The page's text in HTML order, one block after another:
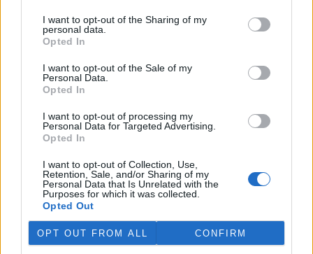
I want to opt-out of the Sharing of my
personal data.
Opted In
I want to opt-out of the Sale of my
Personal Data.
Opted In
I want to opt-out of processing my
Personal Data for Targeted Advertising.
Opted In
I want to opt-out of Collection, Use,
Retention, Sale, and/or Sharing of my
Personal Data that Is Unrelated with the
Purposes for which it was collected.
Opted Out
OPT OUT FROM ALL CONFIRM
reklama
Redakce Ekolistu vítá čtenářské názory, komentáře a postřehy. Tím,
že zde publikujete svůj příspěvek, se ale zároveň zavazujete
vyhrazuje právo smazat diskusní příspěvěk
DO DISKUZE SE MŮŽETE ZAPOJIT PO PŘIHLÁŠENÍ
Uživatelský e-mail
Heslo